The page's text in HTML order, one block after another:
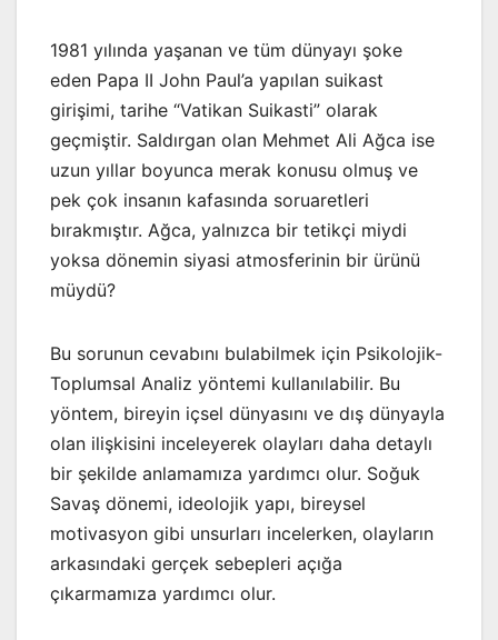
1981 yılında yaşanan ve tüm dünyayı şoke
eden Papa II John Paul’a yapılan suikast
girişimi, tarihe “Vatikan Suikasti” olarak
geçmiştir. Saldırgan olan Mehmet Ali Ağca ise
uzun yıllar boyunca merak konusu olmuş ve
pek çok insanın kafasında soruaretleri
bırakmıştır. Ağca, yalnızca bir tetikçi miydi
yoksa dönemin siyasi atmosferinin bir ürünü
müydü?
Bu sorunun cevabını bulabilmek için Psikolojik-
Toplumsal Analiz yöntemi kullanılabilir. Bu
yöntem, bireyin içsel dünyasını ve dış dünyayla
olan ilişkisini inceleyerek olayları daha detaylı
bir şekilde anlamamıza yardımcı olur. Soğuk
Savaş dönemi, ideolojik yapı, bireysel
motivasyon gibi unsurları incelerken, olayların
arkasındaki gerçek sebepleri açığa
çıkarmamıza yardımcı olur.